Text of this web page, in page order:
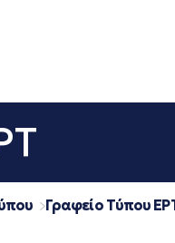
Γραφείο Τύπου